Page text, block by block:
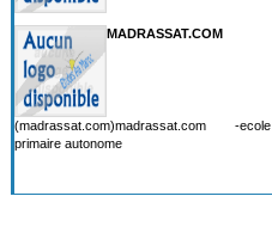
MADRASSAT.COM
(madrassat.com)madrassat.com -ecole
primaire autonome